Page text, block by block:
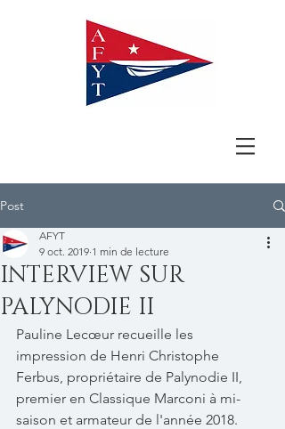
Post
INTERVIEW SUR
PALYNODIE II
AFYT
9 oct. 2019 1 min de lecture
Pauline Lecœur recueille les
impression de Henri Christophe
Ferbus, propriétaire de Palynodie II,
premier en Classique Marconi à mi-
saison et armateur de l'année 2018.